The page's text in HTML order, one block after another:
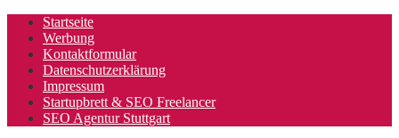
Startseite
Werbung
Kontaktformular
Datenschutzerklärung
Impressum
Startupbrett & SEO Freelancer
SEO Agentur Stuttgart